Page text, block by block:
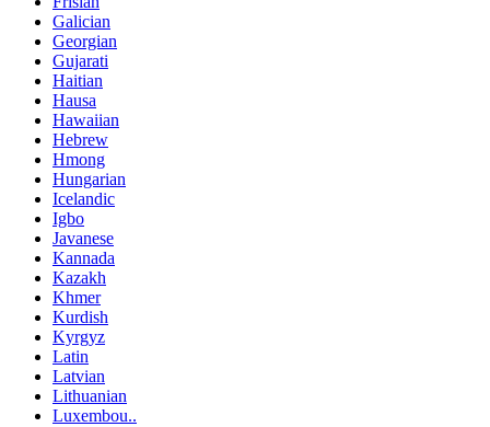
Galician
Georgian
Gujarati
Haitian
Hausa
Hawaiian
Hebrew
Hmong
Hungarian
Icelandic
Igbo
Javanese
Kannada
Kazakh
Khmer
Kurdish
Kyrgyz
Latin
Latvian
Lithuanian
Luxembou..